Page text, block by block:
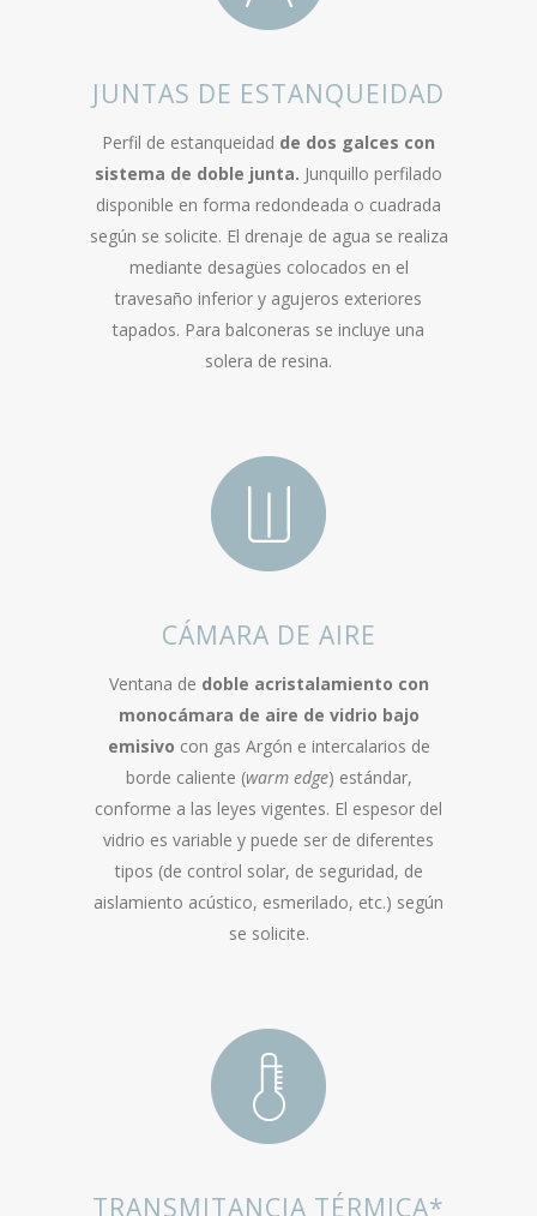
JUNTAS DE ESTANQUEIDAD
Perfil de estanqueidad de dos galces con
sistema de doble junta. Junquillo perfilado
disponible en forma redondeada o cuadrada
según se solicite. El drenaje de agua se realiza
mediante desagües colocados en el
travesaño inferior y agujeros exteriores
tapados. Para balconeras se incluye una
solera de resina.
CÁMARA DE AIRE
Ventana de doble acristalamiento con
monocámara de aire de vidrio bajo
emisivo con gas Argón e intercalarios de
borde caliente (warm edge) estándar,
conforme a las leyes vigentes. El espesor del
vidrio es variable y puede ser de diferentes
tipos (de control solar, de seguridad, de
aislamiento acústico, esmerilado, etc.) según
se solicite.
TRANSMITANCIA TÉRMICA*